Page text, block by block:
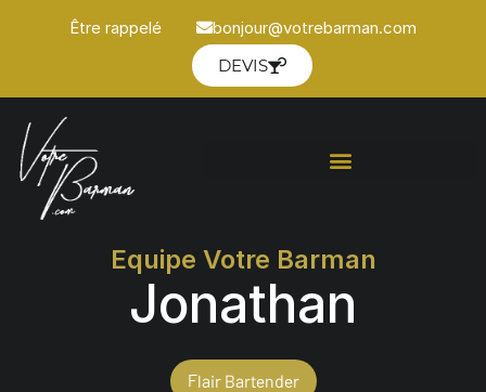
Être rappelé
bonjour@votrebarman.com
DEVIS
Equipe Votre Barman
Jonathan
Flair Bartender